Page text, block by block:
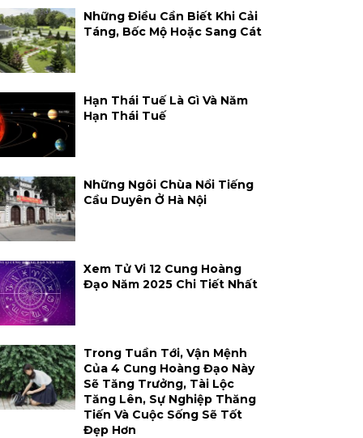
Những Điều Cần Biết Khi Cải
Táng, Bốc Mộ Hoặc Sang Cát
Hạn Thái Tuế Là Gì Và Năm
Hạn Thái Tuế
Những Ngôi Chùa Nổi Tiếng
Cầu Duyên Ở Hà Nội
Xem Tử Vi 12 Cung Hoàng
Đạo Năm 2025 Chi Tiết Nhất
Trong Tuần Tới, Vận Mệnh
Của 4 Cung Hoàng Đạo Này
Sẽ Tăng Trưởng, Tài Lộc
Tăng Lên, Sự Nghiệp Thăng
Tiến Và Cuộc Sống Sẽ Tốt
Đẹp Hơn